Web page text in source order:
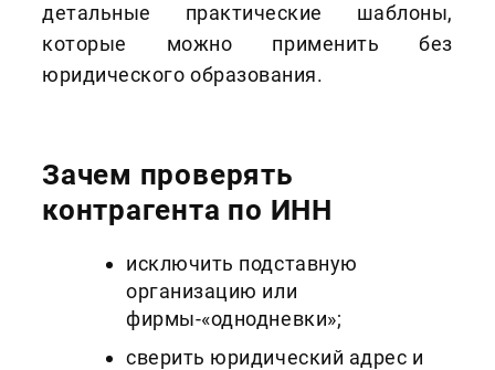
детальные практические шаблоны,
которые можно применить без
юридического образования.
Зачем проверять
контрагента по ИНН
исключить подставную
организацию или
фирмы‑«однодневки»;
сверить юридический адрес и